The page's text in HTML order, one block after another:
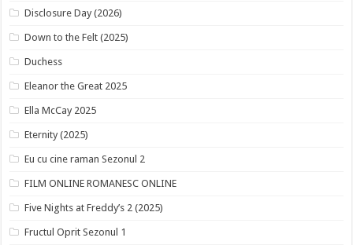
Disclosure Day (2026)
Down to the Felt (2025)
Duchess
Eleanor the Great 2025
Ella McCay 2025
Eternity (2025)
Eu cu cine raman Sezonul 2
FILM ONLINE ROMANESC ONLINE
Five Nights at Freddy’s 2 (2025)
Fructul Oprit Sezonul 1